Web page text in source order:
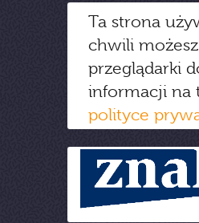
Ta strona
chwili
przeglądarki
informacji na
polityce